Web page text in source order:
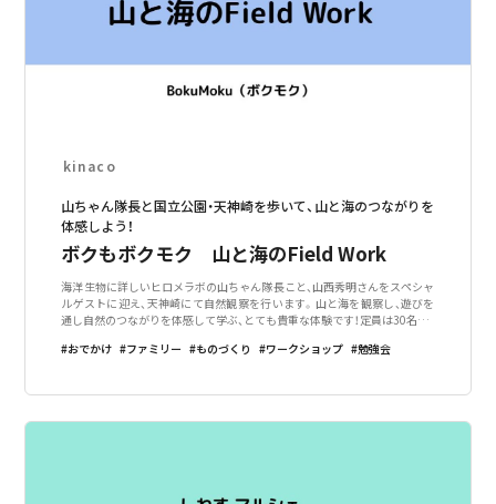
kinaco
山ちゃん隊長と国立公園・天神崎を歩いて、山と海のつながりを
体感しよう！
ボクもボクモク 山と海のField Work
海洋生物に詳しいヒロメラボの山ちゃん隊長こと、山西秀明さんをスペシャ
ルゲストに迎え、天神崎にて自然観察を行います。山と海を観察し、遊びを
通し自然のつながりを体感して学ぶ、とても貴重な体験です！定員は30名、先
0受付開始◆8:30
おでかけ ファミリー ものづくり ワークショップ 勉強会